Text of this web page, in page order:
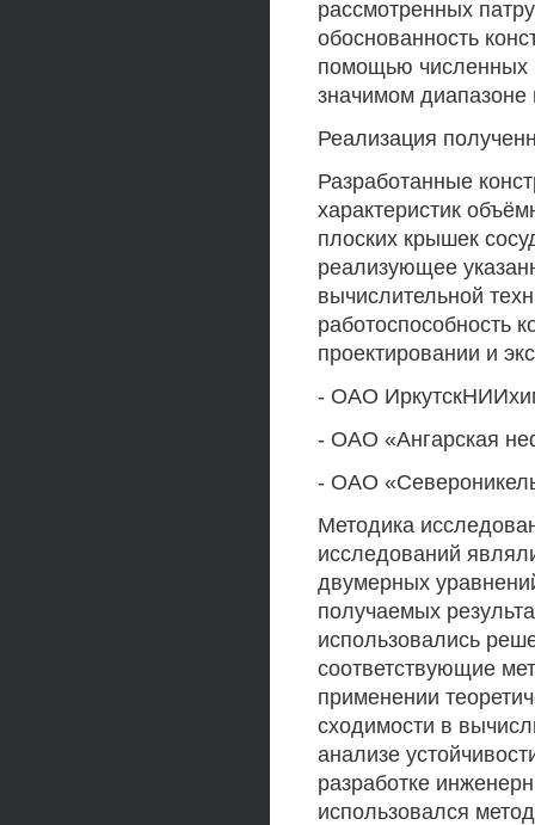
рассмотренных
обоснованность
помощью численных
значимом диапазоне
Реализация
Разработанные
характеристик
плоских крышек
реализующее
вычислительной
работоспособность
проектировании и
- ОАО
- ОАО «Ангарская
- ОАО
Методика
исследований
двумерных
получаемых
использовались
соответствующие
применении
сходимости в
анализе
разработке
использовался